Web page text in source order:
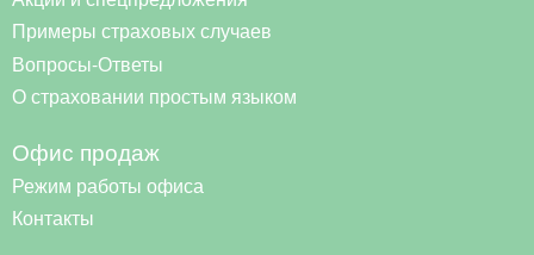
Примеры страховых случаев
Вопросы-Ответы
О страховании простым языком
Офис продаж
Режим работы офиса
Контакты